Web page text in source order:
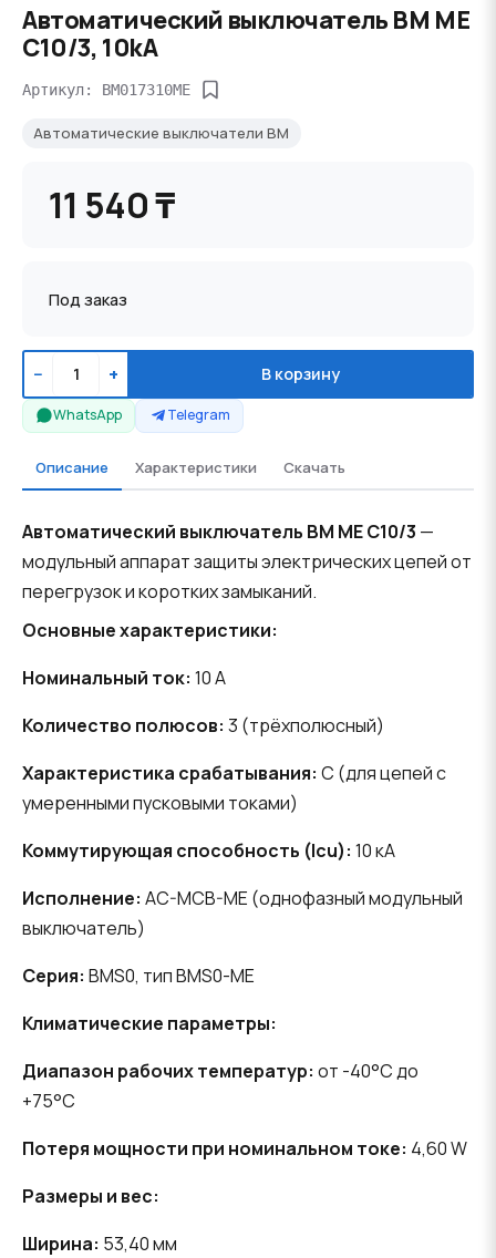
Автоматический выключатель BM ME
C10/3, 10kA
Артикул: BM017310ME
Автоматические выключатели BM
11 540 ₸
Под заказ
− + В корзину
WhatsApp Telegram
Описание Характеристики Скачать
Автоматический выключатель BM ME C10/3 —
модульный аппарат защиты электрических цепей от
перегрузок и коротких замыканий.
Основные характеристики:
Номинальный ток: 10 A
Количество полюсов: 3 (трёхполюсный)
Характеристика срабатывания: C (для цепей с
умеренными пусковыми токами)
Коммутирующая способность (Icu): 10 кА
Исполнение: AC-MCB-ME (однофазный модульный
выключатель)
Серия: BMS0, тип BMS0-ME
Климатические параметры:
Диапазон рабочих температур: от -40°C до
+75°C
Потеря мощности при номинальном токе: 4,60 W
Размеры и вес:
Ширина: 53,40 мм